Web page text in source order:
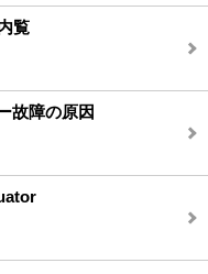
覧
故障の原因